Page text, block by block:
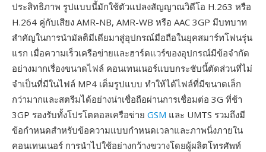
ประสิทธิภาพ รูปแบบนี้มักใช้ตัวแปลงสัญญาณวิดีโอ H.263 หรือ
H.264 คู่กับเสียง AMR-NB, AMR-WB หรือ AAC 3GP มีบทบาท
สำคัญในการนำมัลติมีเดียมาสู่อุปกรณ์มือถือในยุคสมาร์ทโฟนรุ่น
แรก เมื่อความเร็วเครือข่ายและฮาร์ดแวร์ของอุปกรณ์มีข้อจำกัด
อย่างมากเรื่องขนาดไฟล์ คอนเทนเนอร์แบบกระชับนี้ตัดส่วนที่ไม่
จำเป็นที่มีในไฟล์ MP4 เต็มรูปแบบ ทำให้ได้ไฟล์ที่มีขนาดเล็ก
กว่ามากและสตรีมได้อย่างน่าเชื่อถือผ่านการเชื่อมต่อ 3G ที่ช้า
3GP รองรับทั้งโปรโตคอลเครือข่าย GSM และ UMTS รวมถึงมี
ข้อกำหนดสำหรับข้อความแบบกำหนดเวลาและภาพนิ่งภายใน
คอนเทนเนอร์ การนำไปใช้อย่างกว้างขวางโดยผู้ผลิตโทรศัพท์